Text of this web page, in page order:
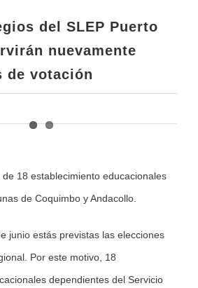
del SLEP Puerto
nuevamente
de votación
18 establecimiento educacionales
de Coquimbo y Andacollo.
junio estás previstas las elecciones
Por este motivo, 18
dependientes del Servicio